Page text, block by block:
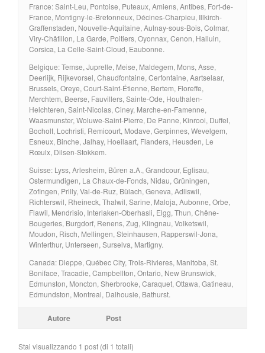
France: Saint-Leu, Pontoise, Puteaux, Amiens, Antibes, Fort-de-
France, Montigny-le-Bretonneux, Décines-Charpieu, Illkirch-
Graffenstaden, Nouvelle-Aquitaine, Aulnay-sous-Bois, Colmar,
Viry-Châtillon, La Garde, Poitiers, Oyonnax, Cenon, Halluin,
Corsica, La Celle-Saint-Cloud, Eaubonne.
Belgique: Temse, Juprelle, Meise, Maldegem, Mons, Asse,
Deerlijk, Rijkevorsel, Chaudfontaine, Cerfontaine, Aartselaar,
Brussels, Oreye, Court-Saint-Étienne, Bertem, Floreffe,
Merchtem, Beerse, Fauvillers, Sainte-Ode, Houthalen-
Helchteren, Saint-Nicolas, Ciney, Marche-en-Famenne,
Waasmunster, Woluwe-Saint-Pierre, De Panne, Kinrooi, Duffel,
Bocholt, Lochristi, Remicourt, Modave, Gerpinnes, Wevelgem,
Esneux, Binche, Jalhay, Hoeilaart, Flanders, Heusden, Le
Rœulx, Dilsen-Stokkem.
Suisse: Lyss, Arlesheim, Büren a.A., Grandcour, Eglisau,
Ostermundigen, La Chaux-de-Fonds, Nidau, Grüningen,
Zofingen, Prilly, Val-de-Ruz, Bülach, Geneva, Adliswil,
Richterswil, Rheineck, Thalwil, Sarine, Maloja, Aubonne, Orbe,
Flawil, Mendrisio, Interlaken-Oberhasli, Elgg, Thun, Chêne-
Bougeries, Burgdorf, Renens, Zug, Klingnau, Volketswil,
Moudon, Risch, Mellingen, Steinhausen, Rapperswil-Jona,
Winterthur, Unterseen, Surselva, Martigny.
Canada: Dieppe, Québec City, Trois-Rivieres, Manitoba, St.
Boniface, Tracadie, Campbellton, Ontario, New Brunswick,
Edmunston, Moncton, Sherbrooke, Caraquet, Ottawa, Gatineau,
Edmundston, Montreal, Dalhousie, Bathurst.
Autore Post
Stai visualizzando 1 post (di 1 totali)